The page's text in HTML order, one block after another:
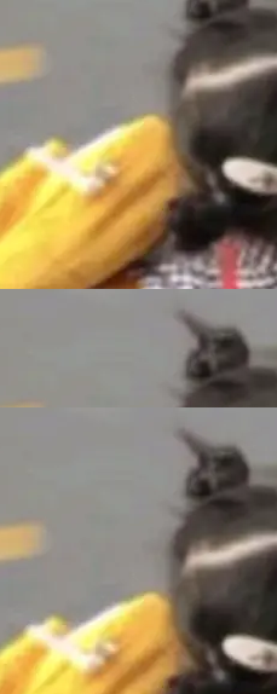
自 Go...2、PINE
对 POSIX.1
性。 compat
的支持，包
消息队
智慧营销平
向游戏行业开
游戏领域的
的全周期经
、再到联运与
面向全球市场
商业化销售负
者的核心诉求
一套能够持续
AORU
，技嘉X3D系
ELITE
造的全新主板
续技嘉在X3
游戏玩家带来
AORUS ELI
理器潜力，
AI 审
写得不够
期从两天的
颈从写代码
个原生的 Gra
：Zero 现
并据此对其
<p>
竹筒，一头
动，发出“哇
了，有开发者
简单：按住屏
实时显示转速
据要素
过去需要约1
像上，一笔一
织。如今，使